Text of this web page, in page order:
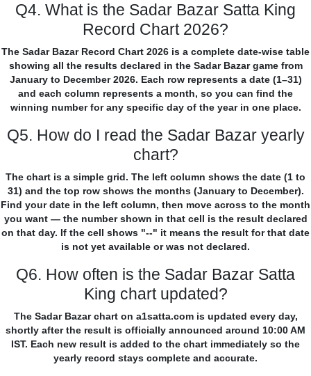
Q4. What is the Sadar Bazar Satta King
Record Chart 2026?
The Sadar Bazar Record Chart 2026 is a complete date-wise table
showing all the results declared in the Sadar Bazar game from
January to December 2026. Each row represents a date (1–31)
and each column represents a month, so you can find the
winning number for any specific day of the year in one place.
Q5. How do I read the Sadar Bazar yearly
chart?
The chart is a simple grid. The left column shows the date (1 to
31) and the top row shows the months (January to December).
Find your date in the left column, then move across to the month
you want — the number shown in that cell is the result declared
on that day. If the cell shows "--" it means the result for that date
is not yet available or was not declared.
Q6. How often is the Sadar Bazar Satta
King chart updated?
The Sadar Bazar chart on a1satta.com is updated every day,
shortly after the result is officially announced around 10:00 AM
IST. Each new result is added to the chart immediately so the
yearly record stays complete and accurate.